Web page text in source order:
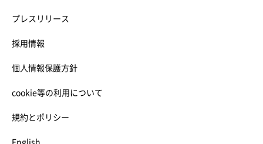
プレスリリース
採用情報
個人情報保護方針
cookie等の利用について
規約とポリシー
English